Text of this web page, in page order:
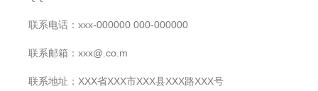
联系电话：xxx-000000 000-000000
联系邮箱：xxx@.co.m
联系地址：XXX省XXX市XXX县XXX路XXX号